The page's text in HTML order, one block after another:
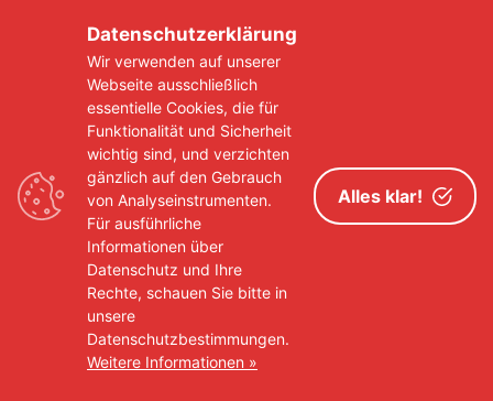
4. Juni 2024 Closed
MODE BUZZ
Datenschutzerklärung
Wir verwenden auf unserer
Webseite ausschließlich
essentielle Cookies, die für
Funktionalität und Sicherheit
wichtig sind, und verzichten
gänzlich auf den Gebrauch
von Analyseinstrumenten.
Für ausführliche
Informationen über
Datenschutz und Ihre
Rechte, schauen Sie bitte in
unsere
Datenschutzbestimmungen.
Weitere Informationen »
Alles klar!